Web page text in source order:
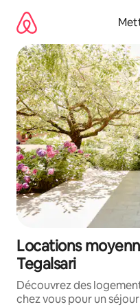
directement
contenu
Locations
Tegalsari
Découvrez des
chez vous pour un